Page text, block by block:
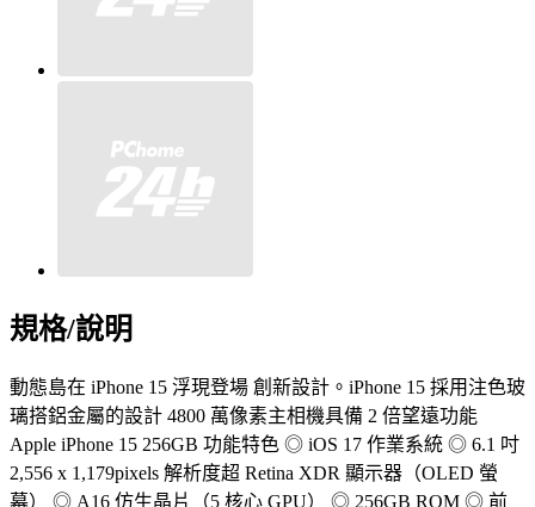
規格/說明
動態島在 iPhone 15 浮現登場 創新設計。iPhone 15 採用注色玻
璃搭鋁金屬的設計 4800 萬像素主相機具備 2 倍望遠功能
Apple iPhone 15 256GB 功能特色 ◎ iOS 17 作業系統 ◎ 6.1 吋
2,556 x 1,179pixels 解析度超 Retina XDR 顯示器（OLED 螢
幕） ◎ A16 仿生晶片（5 核心 GPU） ◎ 256GB ROM ◎ 前